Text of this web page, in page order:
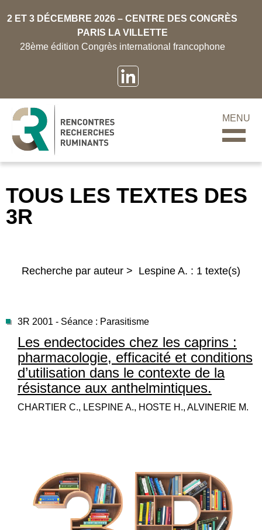
2 ET 3 DÉCEMBRE 2026 – CENTRE DES CONGRÈS
PARIS LA VILLETTE
28ème édition Congrès international francophone
MENU
TOUS LES TEXTES DES
3R
Recherche par auteur > Lespine A. : 1 texte(s)
3R 2001 - Séance : Parasitisme
Les endectocides chez les caprins :
pharmacologie, efficacité et conditions
d’utilisation dans le contexte de la
résistance aux anthelmintiques.
CHARTIER C., LESPINE A., HOSTE H., ALVINERIE M.